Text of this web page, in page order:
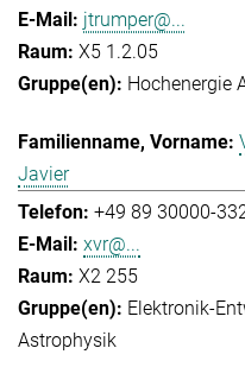
jtrumper@...
X5 1.2.05
Hochenergie
Javier
+49 89 30000-
xvr@...
X2 255
Elektronik-
Astrophysik